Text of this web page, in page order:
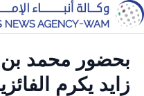
بحضور محمد
زايد يكرم